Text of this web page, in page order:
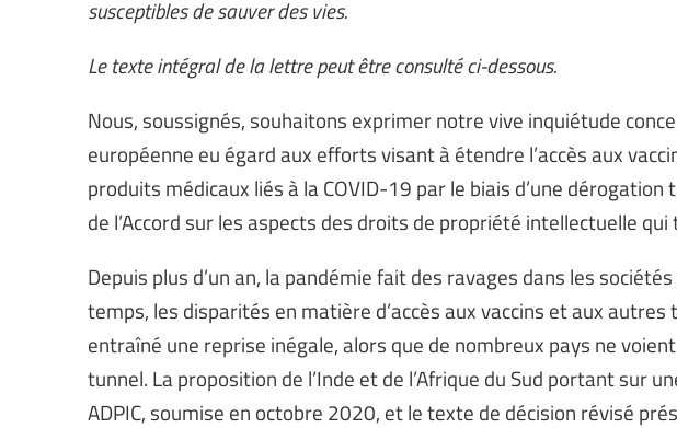
susceptibles de sauver des vies.
Le texte intégral de la lettre peut être consulté ci-dessous.
Nous, soussignés, souhaitons exprimer notre vive inquiétude
européenne eu égard aux efforts visant à étendre l’accès aux
produits médicaux liés à la COVID-19 par le biais d’une
de l’Accord sur les aspects des droits de propriété intellectuelle qui
Depuis plus d’un an, la pandémie fait des ravages dans les
temps, les disparités en matière d’accès aux vaccins et aux
entraîné une reprise inégale, alors que de nombreux pays ne
tunnel. La proposition de l’Inde et de l’Afrique du Sud portant sur
ADPIC, soumise en octobre 2020, et le texte de décision révisé